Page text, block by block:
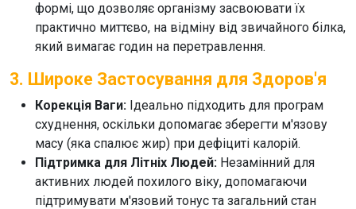
формі, що дозволяє організму засвоювати їх
практично миттєво, на відміну від звичайного білка,
який вимагає годин на перетравлення.
3. Широке Застосування для Здоров'я
Корекція Ваги: Ідеально підходить для програм
схуднення, оскільки допомагає зберегти м'язову
масу (яка спалює жир) при дефіциті калорій.
Підтримка для Літніх Людей: Незамінний для
активних людей похилого віку, допомагаючи
підтримувати м'язовий тонус та загальний стан